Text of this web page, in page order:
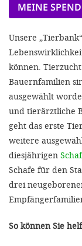
MEINE
Unsere
können.
Bauernfamilien
ausgewählt
und tierärztliche
geht das erste
weitere
diesjährigen
Schafe für den
drei
So können Sie